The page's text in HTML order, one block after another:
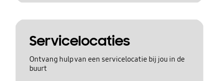
Servicelocaties
Ontvang hulp van een servicelocatie bij jou in de
buurt